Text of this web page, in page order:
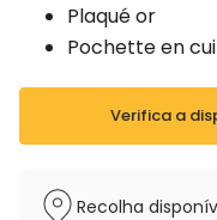
Plaqué or
Pochette en
Verifica a
Recolha